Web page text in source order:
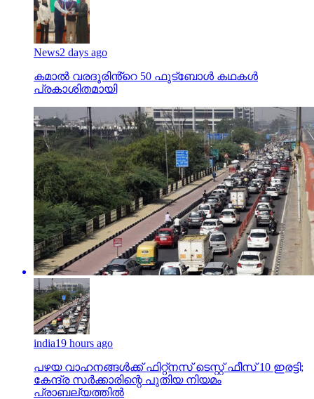
News2 days ago
കമാൽ വരദൂരിൻ്റെ 50 ഫുട്ബോൾ കഥകൾ
പ്രകാശിതമായി
india19 hours ago
പഴയ വാഹനങ്ങള്‍ക്ക് ഫിറ്റ്‌നസ് ടെസ്റ്റ് ഫീസ് 10 ഇരട്ടി;
കേന്ദ്ര സര്‍ക്കാരിന്റെ പുതിയ നിയമം
പ്രാബല്യത്തില്‍